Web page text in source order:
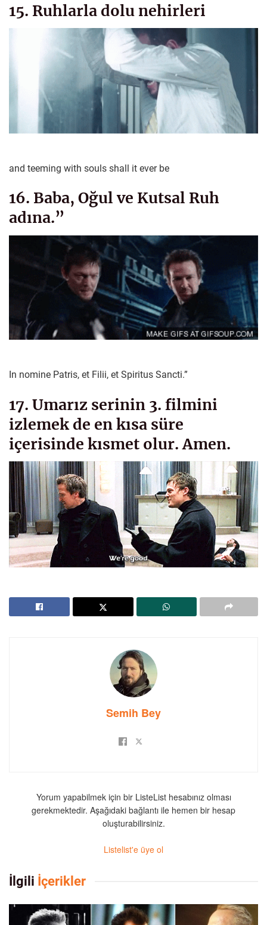
15. Ruhlarla dolu nehirleri
and teeming with souls shall it ever be
16. Baba, Oğul ve Kutsal Ruh
adına.”
In nomine Patris, et Filii, et Spiritus Sancti.”
17. Umarız serinin 3. filmini
izlemek de en kısa süre
içerisinde kısmet olur. Amen.
Semih Bey
Yorum yapabilmek için bir ListeList hesabınız olması
gerekmektedir. Aşağıdaki bağlantı ile hemen bir hesap
oluşturabilirsiniz.
Listelist'e üye ol
İlgili İçerikler